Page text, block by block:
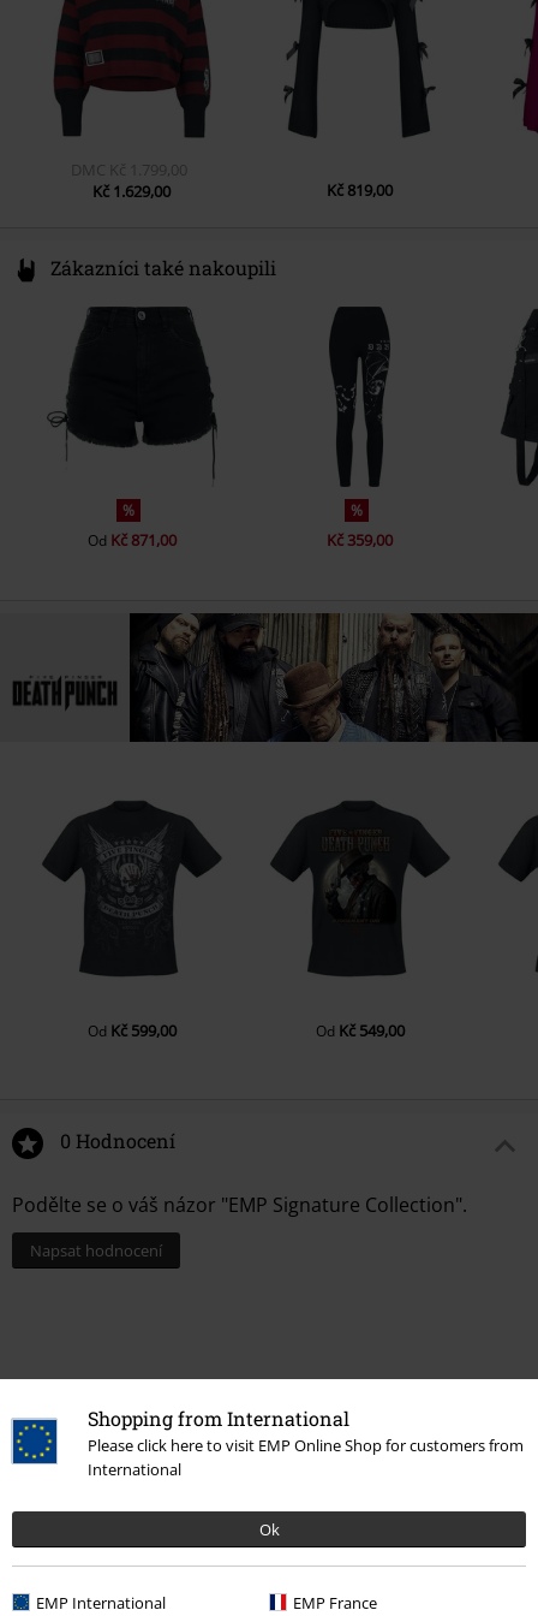
Shopping from International
Please click here to visit EMP Online Shop for customers from
International
Ok
EMP International EMP France
DMC Kč 1.799,00
Kč 1.629,00
Kč 819,00
Zákazníci také nakoupili
%
Od Kč 871,00
%
Kč 359,00
Od Kč 599,00 Od Kč 549,00
0 Hodnocení
Podělte se o váš názor "EMP Signature Collection".
Napsat hodnocení
Naposledy navštívené